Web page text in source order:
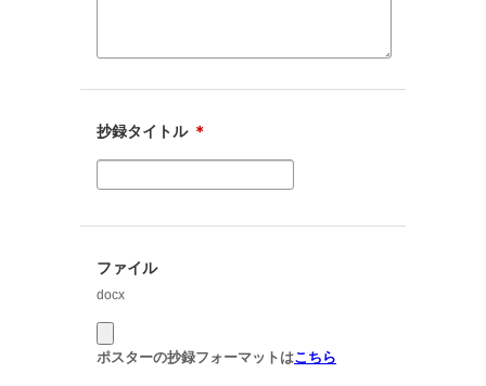
抄録タイトル ＊
ファイル
docx
ポスターの抄録フォーマットはこちら